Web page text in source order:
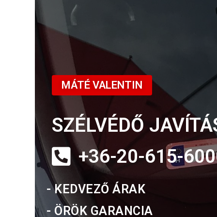
MÁTÉ VALENTIN
SZÉLVÉDŐ
+36-20-615-
- KEDVEZŐ ÁRAK
- ÖRÖK GARANCIA